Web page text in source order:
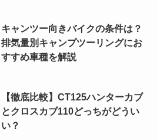
キャンツー向きバイクの条件は？
排気量別キャンプツーリングにお
すすめ車種を解説
【徹底比較】CT125ハンターカブ
とクロスカブ110どっちがどうい
い？